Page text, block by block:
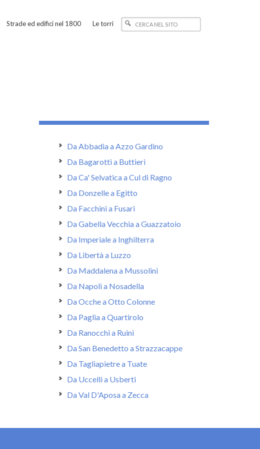
Strade ed edifici nel 1800 Le torri
Da Abbadia a Azzo Gardino
Da Bagarotti a Buttieri
Da Ca' Selvatica a Cul di Ragno
Da Donzelle a Egitto
Da Facchini a Fusari
Da Gabella Vecchia a Guazzatoio
Da Imperiale a Inghilterra
Da Libertà a Luzzo
Da Maddalena a Mussolini
Da Napoli a Nosadella
Da Ocche a Otto Colonne
Da Paglia a Quartirolo
Da Ranocchi a Ruini
Da San Benedetto a Strazzacappe
Da Tagliapietre a Tuate
Da Uccelli a Usberti
Da Val D'Aposa a Zecca